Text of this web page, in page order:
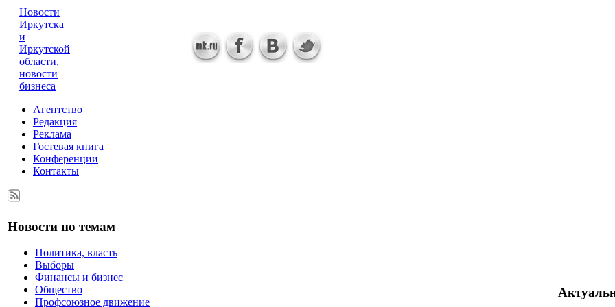
Новости
Иркутска
и
Иркутской
области,
новости
бизнеса
Агентство
Редакция
Реклама
Гостевая книга
Конференции
Контакты
Новости по темам
Политика, власть
Выборы
Финансы и бизнес
Общество
Профсоюзное движение